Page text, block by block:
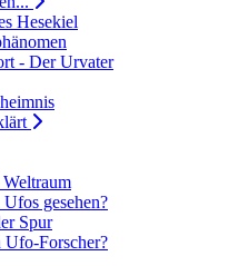
Hesekiel
- Der Urvater
gesehen?
Spur
Ufo-Forscher?